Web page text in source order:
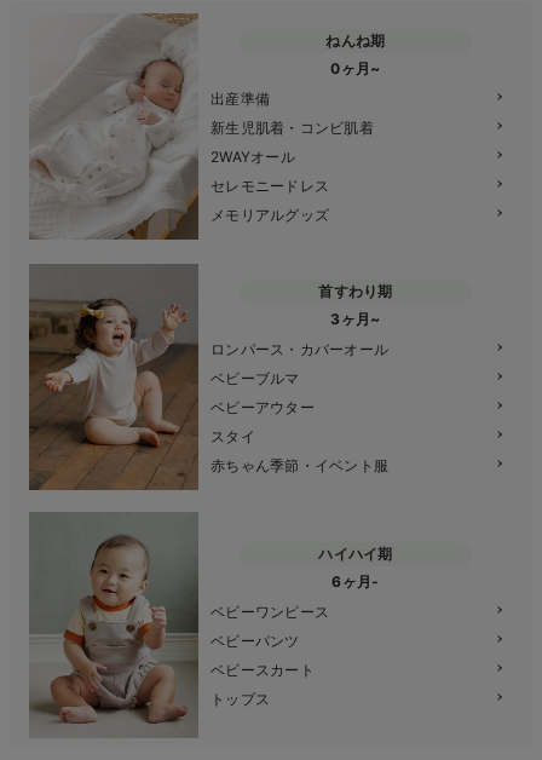
ねんね期
0ヶ月~
出産準備
新生児肌着・コンビ肌着
2WAYオール
セレモニードレス
メモリアルグッズ
首すわり期
3ヶ月~
ロンパース・カバーオール
ベビーブルマ
ベビーアウター
スタイ
赤ちゃん季節・イベント服
ハイハイ期
6ヶ月-
ベビーワンピース
ベビーパンツ
ベビースカート
トップス